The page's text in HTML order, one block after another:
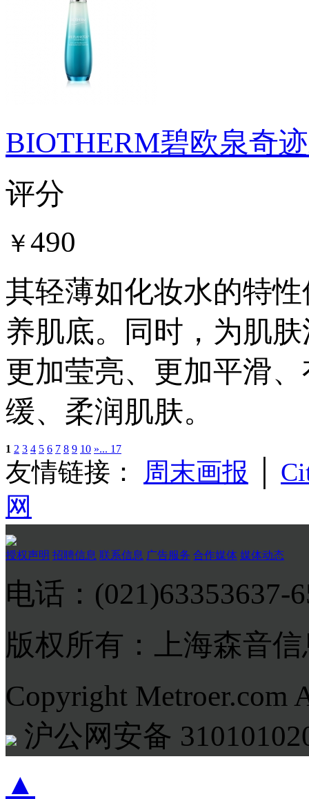
BIOTHERM碧欧泉奇
评分
￥ 490
其轻薄如化妆水的特
养肌底。同时，为肌
更加莹亮、更加平滑
缓、柔润肌肤。
1 2 3 4 5 6 7 8 9 10 »... 17
友情链接： 周末画报
网
授权声明 招聘信息 联系信息 广告服务 合作媒体 媒体动态
电话：(021)63353637-
版权所有：上海森音
Copyright Metroer.com
沪公网安备
▲